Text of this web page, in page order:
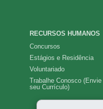
RECURSOS HUMANOS
Concursos
Estágios e Residência
Voluntariado
Trabalhe Conosco (Envie
seu Currículo)